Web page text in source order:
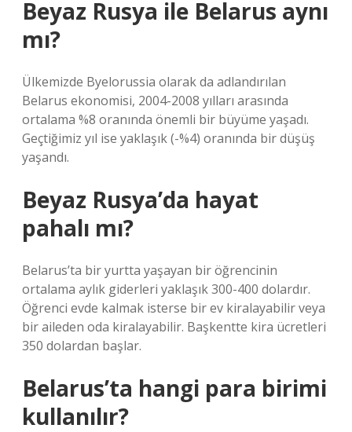
Beyaz Rusya ile Belarus aynı
mı?
Ülkemizde Byelorussia olarak da adlandırılan
Belarus ekonomisi, 2004-2008 yılları arasında
ortalama %8 oranında önemli bir büyüme yaşadı.
Geçtiğimiz yıl ise yaklaşık (-%4) oranında bir düşüş
yaşandı.
Beyaz Rusya’da hayat
pahalı mı?
Belarus’ta bir yurtta yaşayan bir öğrencinin
ortalama aylık giderleri yaklaşık 300-400 dolardır.
Öğrenci evde kalmak isterse bir ev kiralayabilir veya
bir aileden oda kiralayabilir. Başkentte kira ücretleri
350 dolardan başlar.
Belarus’ta hangi para birimi
kullanılır?